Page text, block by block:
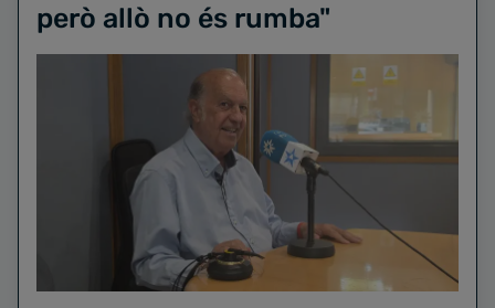
però allò no és rumba"